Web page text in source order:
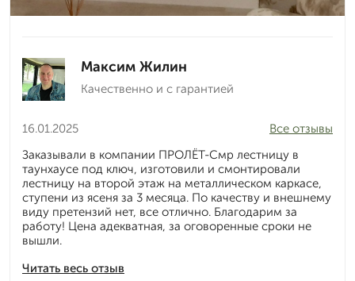
Максим Жилин
Качественно и с гарантией
16.01.2025
Читать весь отзыв
Все отзывы
Заказывали в компании ПРОЛЁТ-Смр лестницу в
таунхаусе под ключ, изготовили и смонтировали
лестницу на второй этаж на металлическом каркасе,
ступени из ясеня за 3 месяца. По качеству и внешнему
виду претензий нет, все отлично. Благодарим за
работу! Цена адекватная, за оговоренные сроки не
вышли.